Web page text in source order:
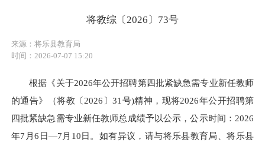
将教综〔2026〕73号
来源：将乐县教育局
时间：2026-07-07 15:20
根据《关于2026年公开招聘第四批紧缺急需专业新任教师
的通告》（将教〔2026〕31号)精神，现将2026年公开招聘第
四批紧缺急需专业新任教师总成绩予以公示，公示时间：2026
年7月6日—7月10日。如有异议，请与将乐县教育局、将乐县